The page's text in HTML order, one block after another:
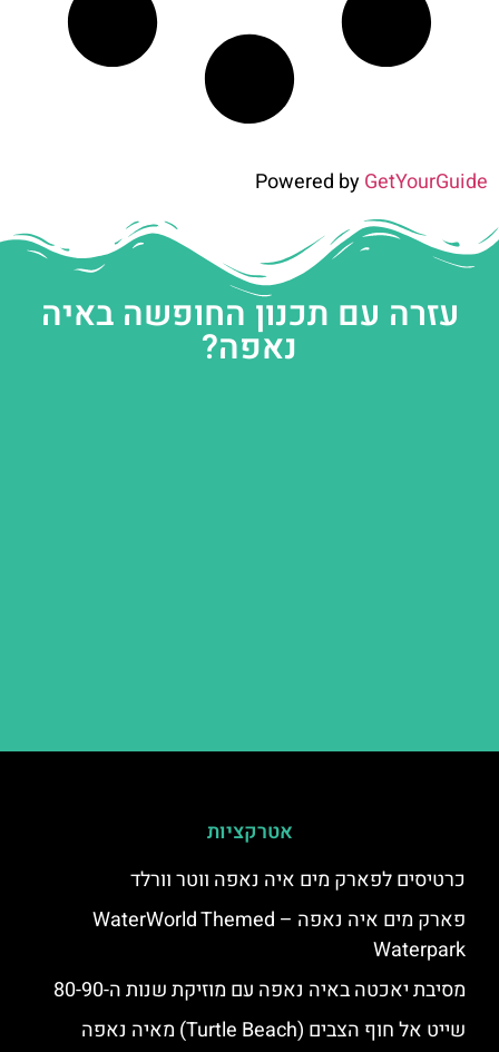
Powered byGetYourGuide
עזרה עם תכנון החופשה באיה
נאפה?
אטרקציות
כרטיסים לפארק מים איה נאפה ווטר וורלד
פארק מים איה נאפה – ‪‪WaterWorld Themed
Waterpark‬‬
מסיבת יאכטה באיה נאפה עם מוזיקת שנות ה-80-90
שייט אל חוף הצבים (Turtle Beach) מאיה נאפה